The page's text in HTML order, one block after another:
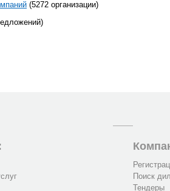
(5272 организации)
Поиск
Тендеры